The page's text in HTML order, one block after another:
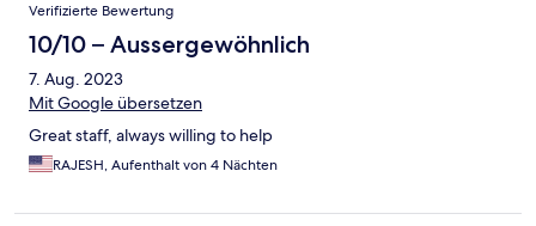
Verifizierte Bewertung
10/10 – Aussergewöhnlich
7. Aug. 2023
Mit Google übersetzen
Great staff, always willing to help
RAJESH, Aufenthalt von 4 Nächten